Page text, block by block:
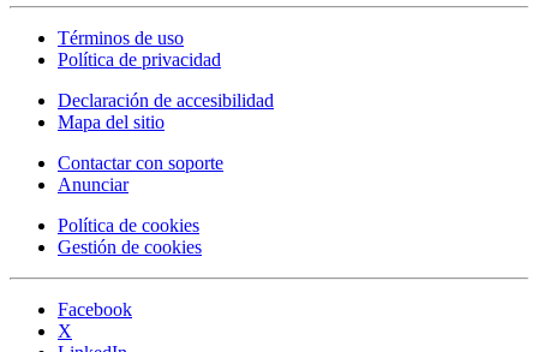
Términos de uso
Política de privacidad
Declaración de accesibilidad
Mapa del sitio
Contactar con soporte
Anunciar
Política de cookies
Gestión de cookies
Facebook
X